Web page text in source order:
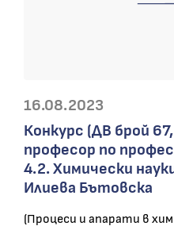
16.08.2023
Конкурс (ДВ брой
професор по
4.2. Химически
Илиева Бътовска
(Процеси и апарати в